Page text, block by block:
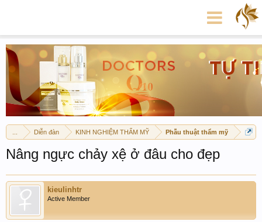
Diễn đàn KINH NGHIỆM THẨM MỸ Phẫu thuật thẩm mỹ
Nâng ngực chảy xệ ở đâu cho đẹp
kieulinhtr
Active Member